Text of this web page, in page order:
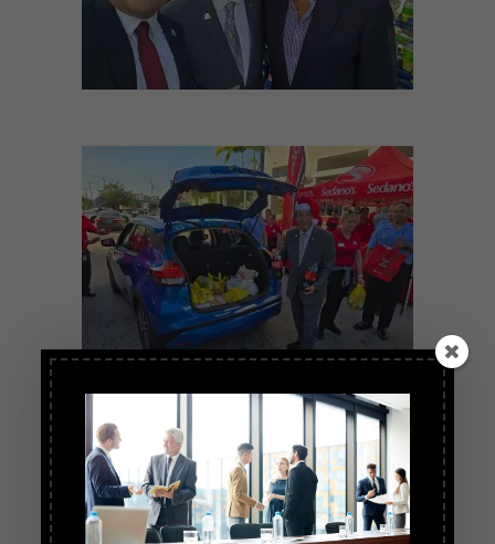
Diana Baracaldo
Editora Jefe
FEBICHAM News
dianab@febicham.org
www.febicham.org